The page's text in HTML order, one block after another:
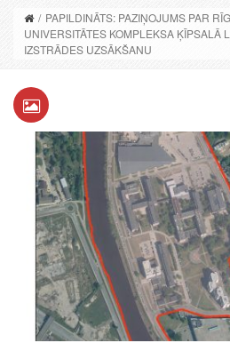
/ PAPILDINĀTS: PAZIŅOJUMS PAR
UNIVERSITĀTES KOMPLEKSA ĶĪPSALĀ
IZSTRĀDES UZSĀKŠANU